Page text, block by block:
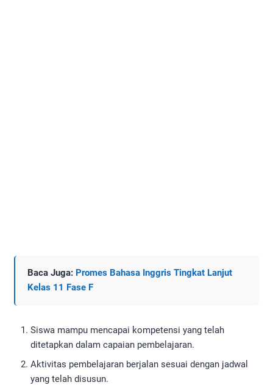
Baca Juga: Promes Bahasa Inggris Tingkat Lanjut
Kelas 11 Fase F
Siswa mampu mencapai kompetensi yang telah
ditetapkan dalam capaian pembelajaran.
Aktivitas pembelajaran berjalan sesuai dengan jadwal
yang telah disusun.